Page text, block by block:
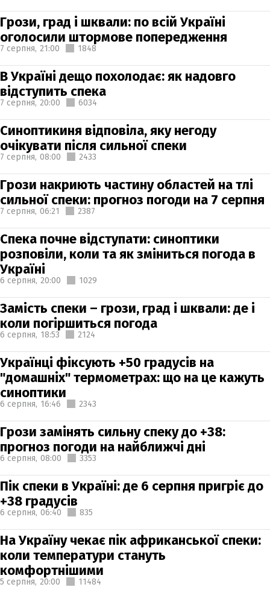
Грози, град і шквали: по всій Україні
оголосили штормове попередження
7 серпня, 21:00 1848
В Україні дещо похолодає: як надовго
відступить спека
7 серпня, 20:00 6034
Синоптикиня відповіла, яку негоду
очікувати після сильної спеки
7 серпня, 08:00 2433
Грози накриють частину областей на тлі
сильної спеки: прогноз погоди на 7 серпня
7 серпня, 06:21 2387
Спека почне відступати: синоптики
розповіли, коли та як зміниться погода в
Україні
6 серпня, 20:00 1029
Замість спеки – грози, град і шквали: де і
коли погіршиться погода
6 серпня, 18:53 2124
Українці фіксують +50 градусів на
"домашніх" термометрах: що на це кажуть
синоптики
6 серпня, 16:46 2343
Грози замінять сильну спеку до +38:
прогноз погоди на найближчі дні
6 серпня, 08:00 3353
Пік спеки в Україні: де 6 серпня пригріє до
+38 градусів
6 серпня, 06:40 835
На Україну чекає пік африканської спеки:
коли температури стануть
комфортнішими
5 серпня, 20:00 11484